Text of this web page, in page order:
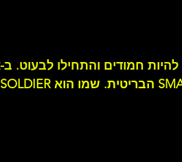
חמודים והתחילו לבעוט. ב